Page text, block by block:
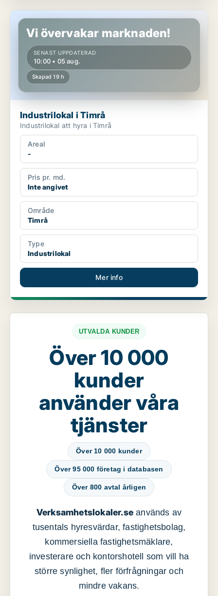
Industrilokal i Timrå
Vi övervakar marknaden!
SENAST UPPDATERAD
10:00 • 05 aug.
Skapad 19 h
Industrilokal i Timrå
Industrilokal att hyra i Timrå
Areal
-
Pris pr. md.
Inte angivet
Område
Timrå
Type
Industrilokal
Mer info
UTVALDA KUNDER
Över 10 000
kunder
använder våra
tjänster
Över 10 000 kunder
Över 95 000 företag i databasen
Över 800 avtal årligen
Verksamhetslokaler.se används av
tusentals hyresvärdar, fastighetsbolag,
kommersiella fastighetsmäklare,
investerare och kontorshotell som vill ha
större synlighet, fler förfrågningar och
mindre vakans.